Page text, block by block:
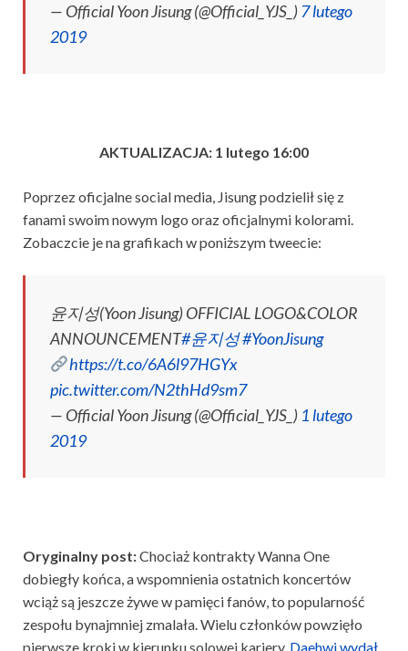
— Official Yoon Jisung (@Official_YJS_) 7 lutego
2019
AKTUALIZACJA: 1 lutego 16:00
Poprzez oficjalne social media, Jisung podzielił się z
fanami swoim nowym logo oraz oficjalnymi kolorami.
Zobaczcie je na grafikach w poniższym tweecie:
윤지성(Yoon Jisung) OFFICIAL LOGO&COLOR
ANNOUNCEMENT#윤지성#YoonJisung
https://t.co/6A6l97HGYx
pic.twitter.com/N2thHd9sm7
— Official Yoon Jisung (@Official_YJS_) 1 lutego
2019
Oryginalny post:Chociaż kontrakty Wanna One
dobiegły końca, a wspomnienia ostatnich koncertów
wciąż są jeszcze żywe w pamięci fanów, to popularność
zespołu bynajmniej zmalała. Wielu członków powzięło
pierwsze kroki w kierunku solowej kariery. Daehwi wydał